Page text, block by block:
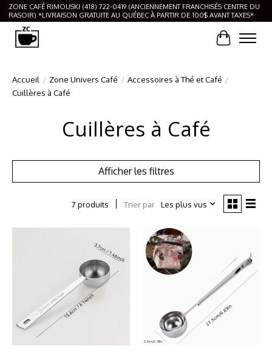
ZONE CAFÉ RIMOUSKI (418) 722-0419 (ANCIENNEMENT FRANCHISÉS CENTRE DU
RASOIR) *LIVRAISON GRATUITE AU QUÉBEC À PARTIR DE 100$ AVANT TAXES*
Panier
Accueil / Zone Univers Café / Accessoires à Thé et Café /
Cuillères à Café
Cuillères à Café
Afficher les filtres
7 produits Trier par Les plus vus